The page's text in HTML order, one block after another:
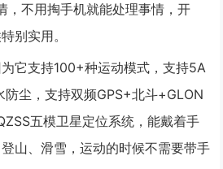
，不用掏手机就能处理事情，开
别实用。
它支持100+种运动模式，支持5A
尘，支持双频GPS+北斗+GLON
五模卫星定位系统，能戴着手
山、滑雪，运动的时候不需要带手